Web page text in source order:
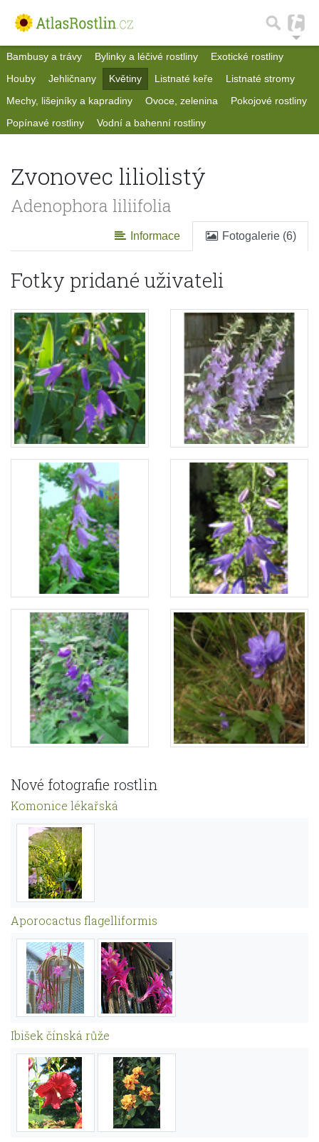
Bambusy a trávy Bylinky a léčivé rostliny
Exotické rostliny
Houby
Jehličnany Květiny Listnaté keře
Listnaté stromy
Mechy, lišejníky a kapradiny
Ovoce, zelenina
Pokojové rostliny
Popínavé rostliny
Vodní a bahenní rostliny
Zvonovec liliolistý
Adenophora liliifolia
Informace Fotogalerie (6)
Fotky pridané uživateli
Nové fotografie rostlin
Komonice lékařská
Aporocactus flagelliformis
Ibišek čínská růže